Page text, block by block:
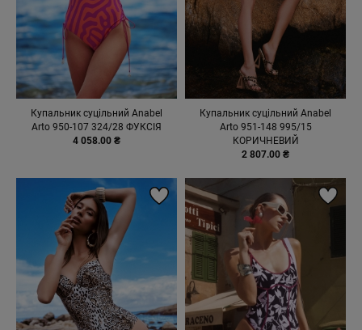
Купальник суцільний Anabel
Arto 950-107 324/28 ФУКСІЯ
4 058.00 ₴
Купальник суцільний Anabel
Arto 951-148 995/15
КОРИЧНЕВИЙ
2 807.00 ₴